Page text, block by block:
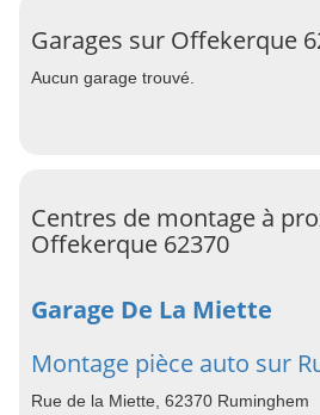
Garages sur Offekerque
Aucun garage trouvé.
Centres de montage à
Offekerque 62370
Garage De La Miette
Montage pièce auto sur
Rue de la Miette, 62370 Ruminghem